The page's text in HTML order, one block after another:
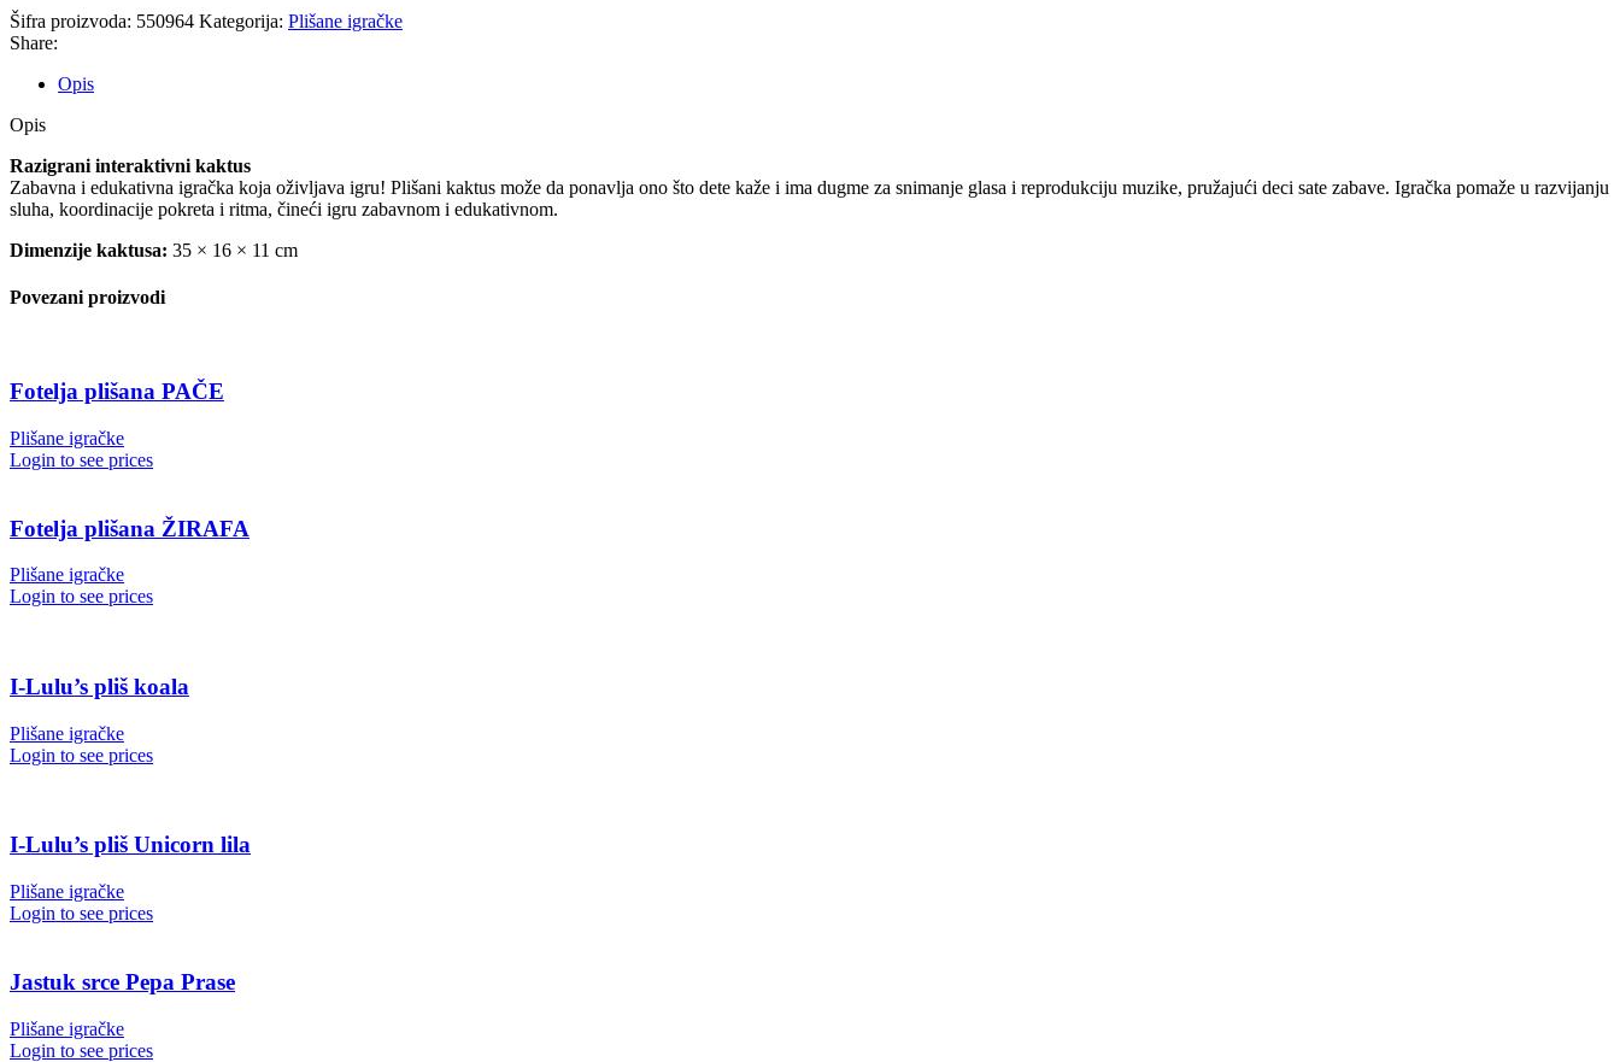
Šifra proizvoda: 550964 Kategorija: Plišane igračke
Share:
Opis
Opis
Razigrani interaktivni kaktus
Zabavna i edukativna igračka koja oživljava igru! Plišani kaktus može da ponavlja ono što dete kaže i ima dugme za snimanje glasa i reprodukciju muzike, pružajući deci sate zabave. Igračka pomaže u razvijanju
sluha, koordinacije pokreta i ritma, čineći igru zabavnom i edukativnom.
Dimenzije kaktusa: 35 × 16 × 11 cm
Povezani proizvodi
Fotelja plišana PAČE
Plišane igračke
Login to see prices
Fotelja plišana ŽIRAFA
Plišane igračke
Login to see prices
I-Lulu’s pliš koala
Plišane igračke
Login to see prices
I-Lulu’s pliš Unicorn lila
Plišane igračke
Login to see prices
Jastuk srce Pepa Prase
Plišane igračke
Login to see prices